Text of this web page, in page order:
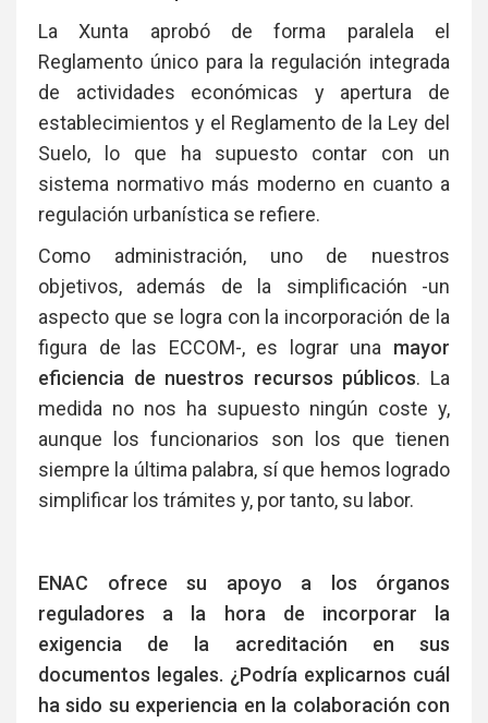
La Xunta aprobó de forma paralela el
Reglamento único para la regulación integrada
de actividades económicas y apertura de
establecimientos y el Reglamento de la Ley del
Suelo, lo que ha supuesto contar con un
sistema normativo más moderno en cuanto a
regulación urbanística se refiere.
Como administración, uno de nuestros
objetivos, además de la simplificación -un
aspecto que se logra con la incorporación de la
figura de las ECCOM-, es lograr una mayor
eficiencia de nuestros recursos públicos. La
medida no nos ha supuesto ningún coste y,
aunque los funcionarios son los que tienen
siempre la última palabra, sí que hemos logrado
simplificar los trámites y, por tanto, su labor.
ENAC ofrece su apoyo a los órganos
reguladores a la hora de incorporar la
exigencia de la acreditación en sus
documentos legales. ¿Podría explicarnos cuál
ha sido su experiencia en la colaboración con